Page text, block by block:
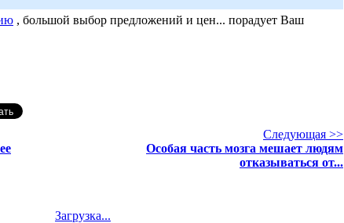
, большой выбор предложений и цен... порадует Ваш
Следующая >>
Особая часть мозга мешает людям
отказываться от...
Загрузка...